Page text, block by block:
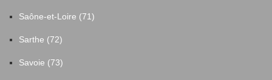
Saône-et-Loire (71)
Sarthe (72)
Savoie (73)